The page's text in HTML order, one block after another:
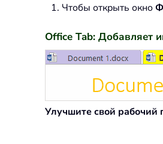
1. Чтобы открыть окно
Office Tab: Добавляет
Улучшите свой рабочий